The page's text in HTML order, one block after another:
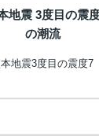
震 3度目の震
の潮流
地震3度目の震度7